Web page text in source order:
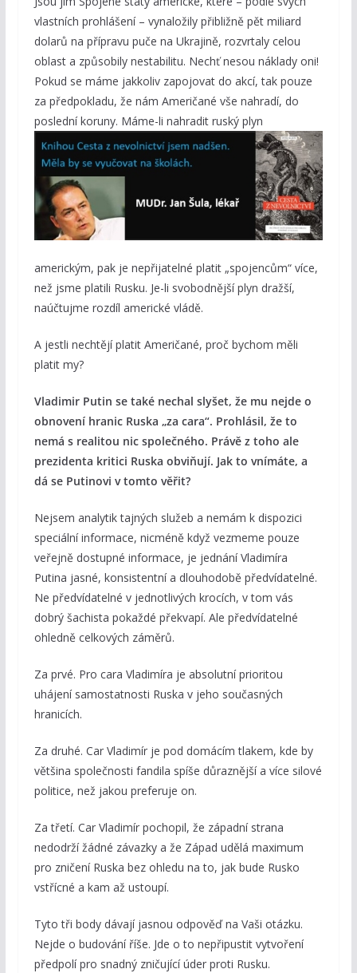
vlastních prohlášení – vynaložily přibližně pět miliard
dolarů na přípravu puče na Ukrajině, rozvrtaly celou
oblast a způsobily nestabilitu. Nechť nesou náklady oni!
Pokud se máme jakkoliv zapojovat do akcí, tak pouze
za předpokladu, že nám Američané vše nahradí, do
poslední koruny. Máme-li nahradit ruský plyn
americkým, pak je nepřijatelné platit „spojencům“ více,
než jsme platili Rusku. Je-li svobodnější plyn dražší,
naúčtujme rozdíl americké vládě.
A jestli nechtějí platit Američané, proč bychom měli
platit my?
Vladimir Putin se také nechal slyšet, že mu nejde o
obnovení hranic Ruska „za cara“. Prohlásil, že to
nemá s realitou nic společného. Právě z toho ale
prezidenta kritici Ruska obviňují. Jak to vnímáte, a
dá se Putinovi v tomto věřit?
Nejsem analytik tajných služeb a nemám k dispozici
speciální informace, nicméně když vezmeme pouze
veřejně dostupné informace, je jednání Vladimíra
Putina jasné, konsistentní a dlouhodobě předvídatelné.
Ne předvídatelné v jednotlivých krocích, v tom vás
dobrý šachista pokaždé překvapí. Ale předvídatelné
ohledně celkových záměrů.
Za prvé. Pro cara Vladimíra je absolutní prioritou
uhájení samostatnosti Ruska v jeho současných
hranicích.
Za druhé. Car Vladimír je pod domácím tlakem, kde by
většina společnosti fandila spíše důraznější a více silové
politice, než jakou preferuje on.
Za třetí. Car Vladimír pochopil, že západní strana
nedodrží žádné závazky a že Západ udělá maximum
pro zničení Ruska bez ohledu na to, jak bude Rusko
vstřícné a kam až ustoupí.
Tyto tři body dávají jasnou odpověď na Vaši otázku.
Nejde o budování říše. Jde o to nepřipustit vytvoření
předpolí pro snadný zničující úder proti Rusku.